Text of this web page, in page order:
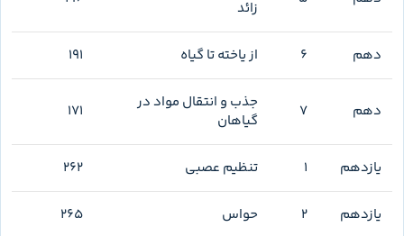
پینوکیوپلاس بخش دشوارتر هر فصل است و برای دانش‌آموزی